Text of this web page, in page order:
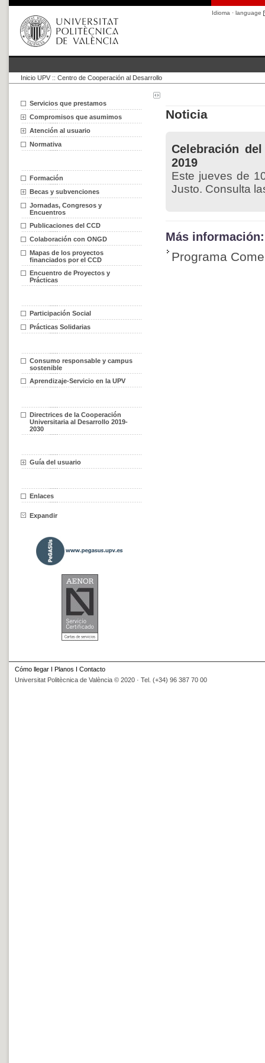
Idioma · language
Inicio UPV :: Centro de Cooperación al Desarrollo
Servicios que prestamos
Compromisos que asumimos
Atención al usuario
Normativa
Formación
Becas y subvenciones
Jornadas, Congresos y
Encuentros
Publicaciones del CCD
Colaboración con ONGD
Mapas de los proyectos
financiados por el CCD
Encuentro de Proyectos y
Prácticas
Participación Social
Prácticas Solidarias
Consumo responsable y campus
sostenible
Aprendizaje-Servicio en la UPV
Directrices de la Cooperación
Universitaria al Desarrollo 2019-
2030
Guía del usuario
Enlaces
Expandir
Noticia
Celebración
2019
Este jueves de
Justo. Consulta
Más información:
Programa
Cómo llegar I Planos I Contacto
Universitat Politècnica de València © 2020 · Tel. (+34) 96 387 70 00